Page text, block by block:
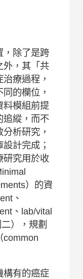
除了是跨
外，其「共
療過程，
的欄位，
料模組前提
追縱，而不
析研究，
計完成；
研究用於收
）的資
、
、lab/vital
），規劃
common
有的癌症